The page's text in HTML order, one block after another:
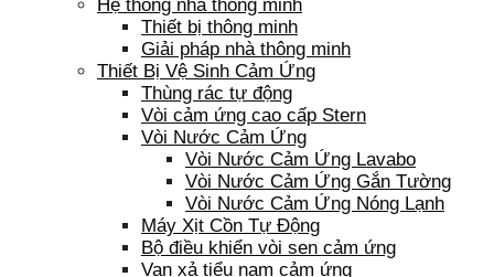
Hệ thống nhà thông minh
Thiết bị thông minh
Giải pháp nhà thông minh
Thiết Bị Vệ Sinh Cảm Ứng
Thùng rác tự động
Vòi cảm ứng cao cấp Stern
Vòi Nước Cảm Ứng
Vòi Nước Cảm Ứng Lavabo
Vòi Nước Cảm Ứng Gắn Tường
Vòi Nước Cảm Ứng Nóng Lạnh
Máy Xịt Cồn Tự Động
Bộ điều khiển vòi sen cảm ứng
Van xả tiểu nam cảm ứng